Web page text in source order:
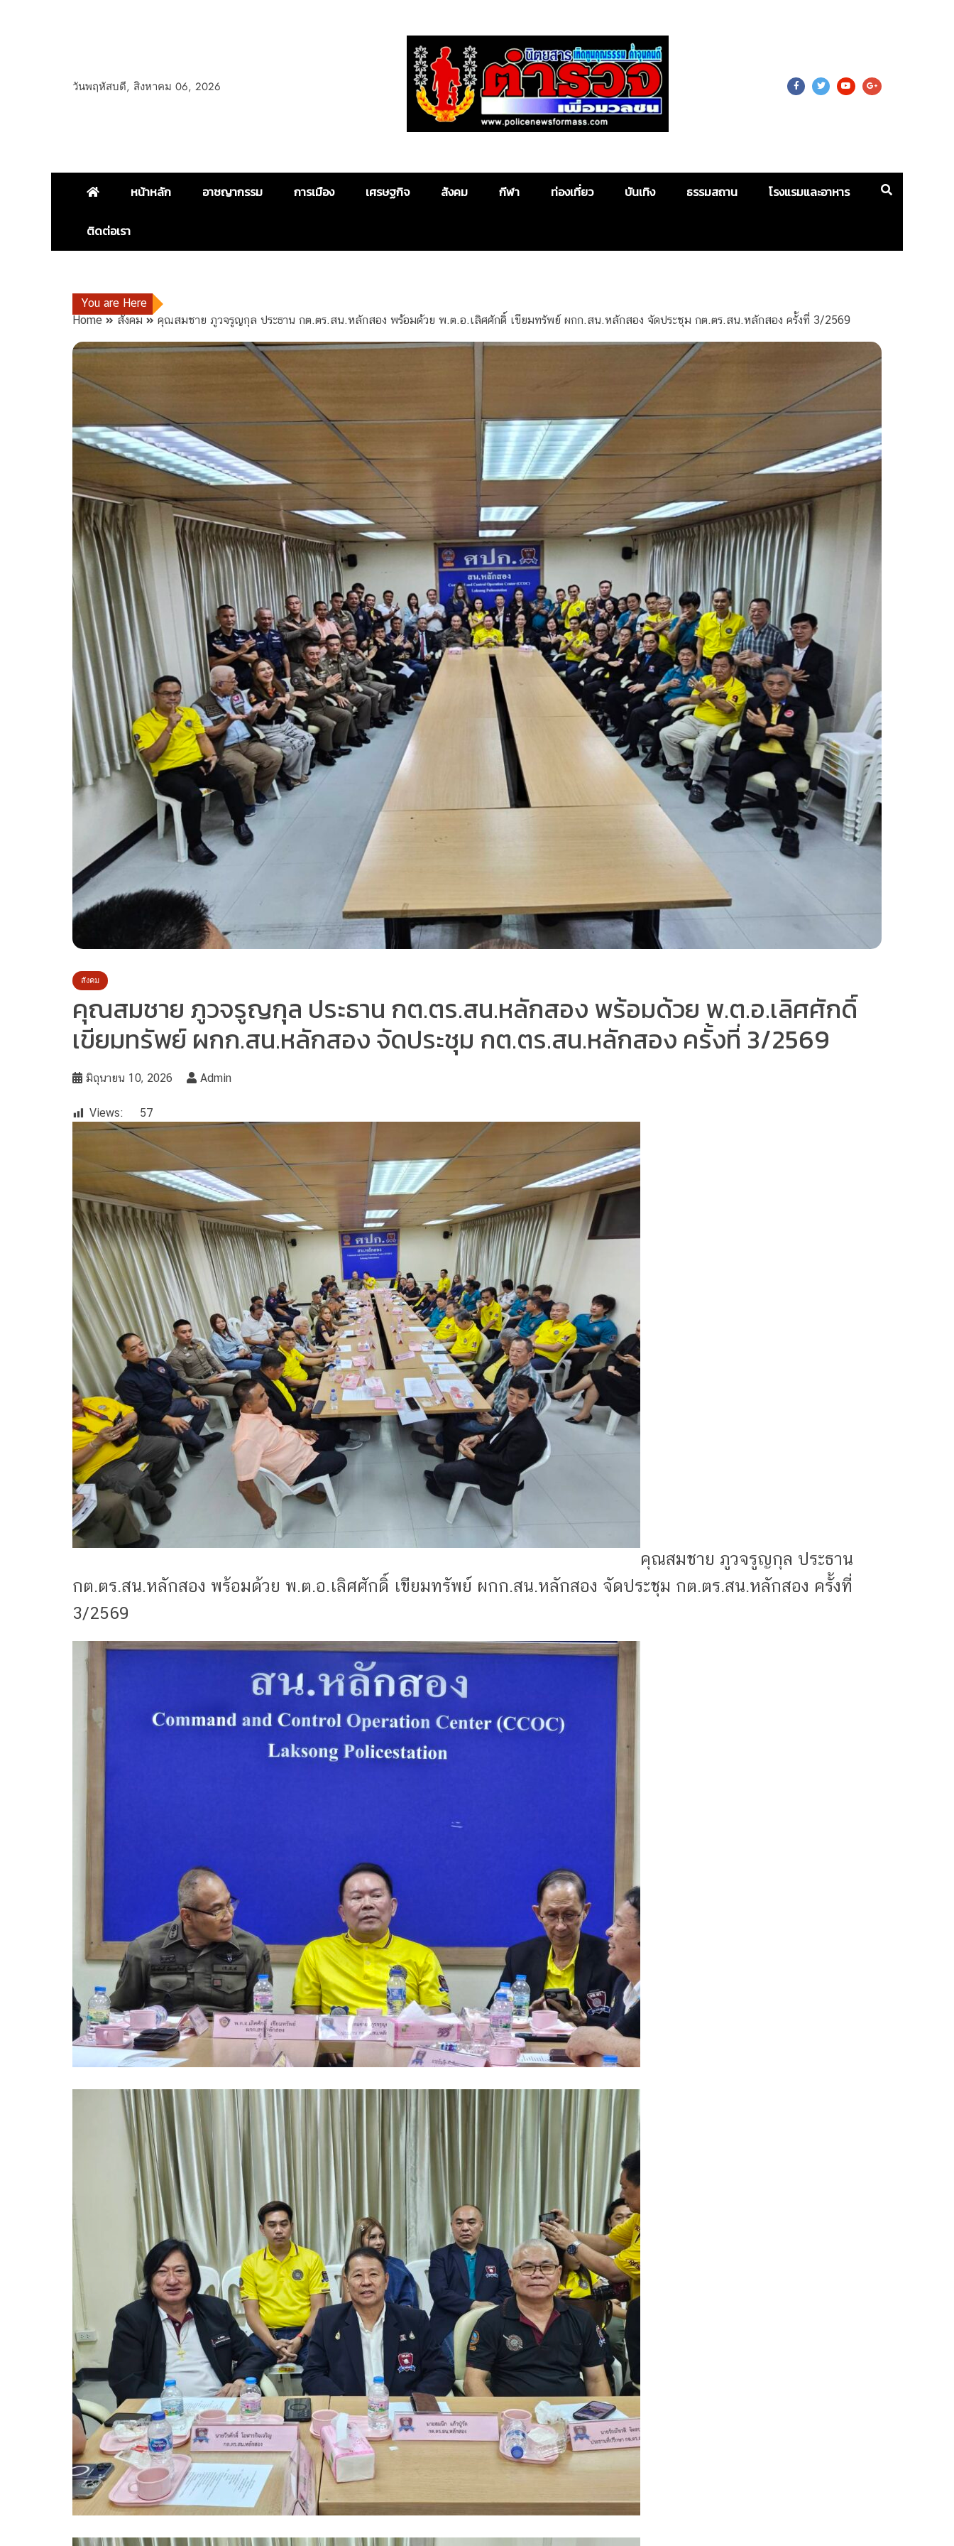
วันพฤหัสบดี, สิงหาคม 06, 2026
Police News For Mass
หน้าหลัก อาชญากรรม การเมือง เศรษฐกิจ สังคม กีฬา ท่องเที่ยว บันเทิง ธรรมสถาน โรงแรมและอาหาร
ติดต่อเรา
You are Here
Home
สังคม คุณสมชาย ภูวจรูญกุล ประธาน กต.ตร.สน.หลักสอง พร้อมด้วย พ.ต.อ.เลิศศักดิ์ เขียมทรัพย์ ผกก.สน.หลักสอง จัดประชุม กต.ตร.สน.หลักสอง ครั้งที่ 3/2569
สังคม
คุณสมชาย ภูวจรูญกุล ประธาน กต.ตร.สน.หลักสอง พร้อมด้วย พ.ต.อ.เลิศศักดิ์
เขียมทรัพย์ ผกก.สน.หลักสอง จัดประชุม กต.ตร.สน.หลักสอง ครั้งที่ 3/2569
มิถุนายน 10, 2026 Admin
Views: 57
คุณสมชาย ภูวจรูญกุล ประธาน
กต.ตร.สน.หลักสอง พร้อมด้วย พ.ต.อ.เลิศศักดิ์ เขียมทรัพย์ ผกก.สน.หลักสอง จัดประชุม กต.ตร.สน.หลักสอง ครั้งที่
3/2569